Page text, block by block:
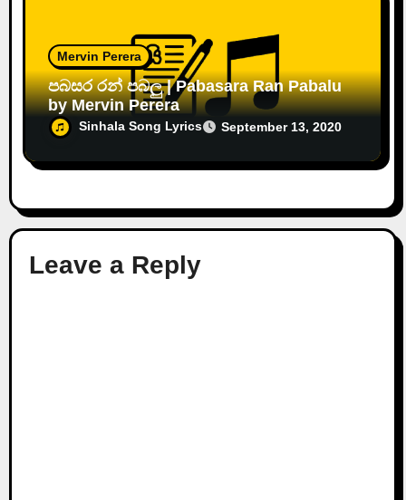
Mervin Perera
පබසර රන් පබලු | Pabasara Ran Pabalu
by Mervin Perera
Sinhala Song Lyrics September 13, 2020
Leave a Reply